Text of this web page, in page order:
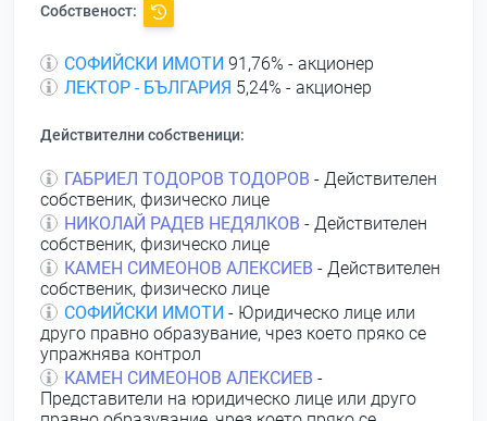
Собственост:
СОФИЙСКИ ИМОТИ 91,76% - акционер
ЛЕКТОР - БЪЛГАРИЯ 5,24% - акционер
Действителни собственици:
ГАБРИЕЛ ТОДОРОВ ТОДОРОВ - Действителен
собственик, физическо лице
НИКОЛАЙ РАДЕВ НЕДЯЛКОВ - Действителен
собственик, физическо лице
КАМЕН СИМЕОНОВ АЛЕКСИЕВ - Действителен
собственик, физическо лице
СОФИЙСКИ ИМОТИ - Юридическо лице или
друго правно образувание, чрез което пряко се
упражнява контрол
КАМЕН СИМЕОНОВ АЛЕКСИЕВ -
Представители на юридическо лице или друго